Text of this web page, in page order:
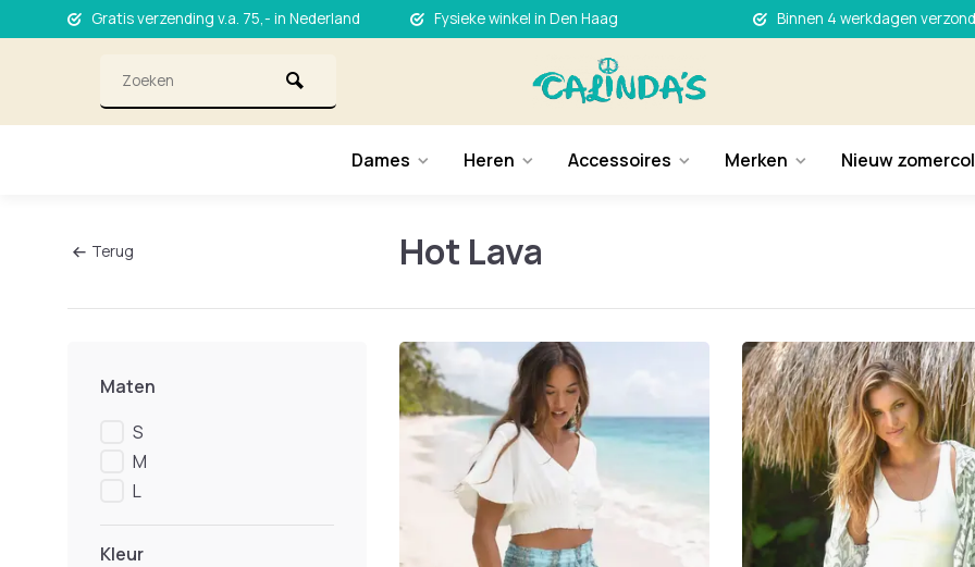
Gratis verzending v.a. 75,- in Nederland Fysieke winkel in Den Haag Binnen 4 werkdagen
Dames Heren Accessoires Merken Nieuw
Terug Hot Lava
Maten
S
M
L
Kleur